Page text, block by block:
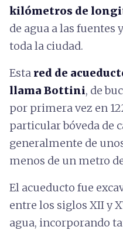
kilómetros de
de agua a las
toda la ciudad.
Esta red de
llama Bottini, de
por primera vez en
particular bóveda de
generalmente de
menos de un metro
El acueducto fue
entre los siglos XII y
agua, incorporando